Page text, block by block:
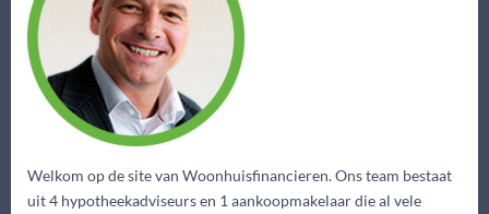
Welkom op de site van Woonhuisfinancieren. Ons team bestaat
uit 4 hypotheekadviseurs en 1 aankoopmakelaar die al vele